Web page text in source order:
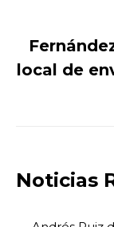
local de
Noticias